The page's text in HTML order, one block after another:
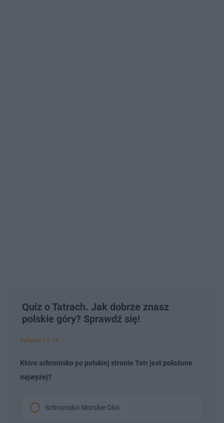
Quiz o Tatrach. Jak dobrze znasz
polskie góry? Sprawdź się!
Pytanie 1 z 14
Które schronisko po polskiej stronie Tatr jest położone
najwyżej?
Schronisko Morskie Oko